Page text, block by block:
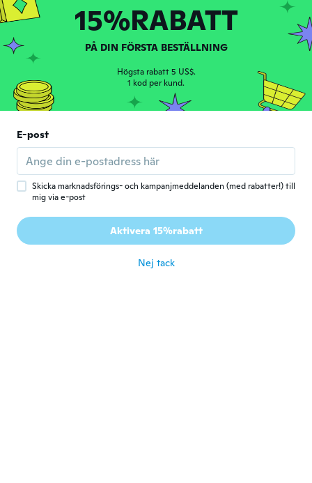
Tyler
Gick med 2014
recensioner
M Gick med 2015 · 76 recensioner · 11 uppladdningar
A Aranda
It was for my grandson he wanted some for
his Pokémon cards
15%RABATT
PÅ DIN FÖRSTA BESTÄLLNING
Högsta rabatt 5 US$.
1 kod per kund.
E-post
Skicka marknadsförings- och kampanjmeddelanden (med rabatter!) till
mig via e-post
Aktivera 15%rabatt
Nej tack